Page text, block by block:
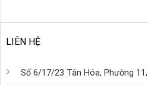
LIÊN HỆ
Số 6/17/23 Tân Hóa, Phường